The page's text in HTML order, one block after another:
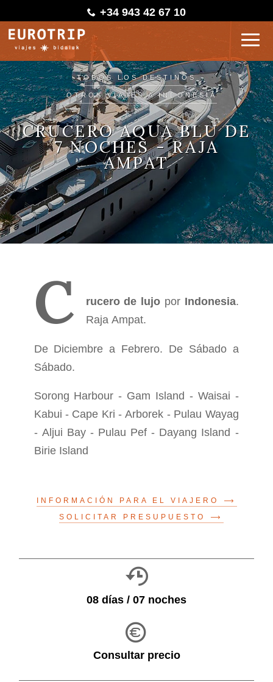
+34 943 42 67 10
TODOS LOS DESTINOS
OTROS VIAJES A INDONESIA
CRUCERO AQUA BLU DE
7 NOCHES - RAJA
AMPAT
C rucero de lujopor Indonesia.
Raja Ampat.
De Diciembre a Febrero. De Sábado a
Sábado.
Sorong Harbour - Gam Island - Waisai -
Kabui - Cape Kri - Arborek - Pulau Wayag
- Aljui Bay - Pulau Pef - Dayang Island -
Birie Island
INFORMACIÓN PARA EL VIAJERO
SOLICITAR PRESUPUESTO
08 días / 07 noches
Consultar precio